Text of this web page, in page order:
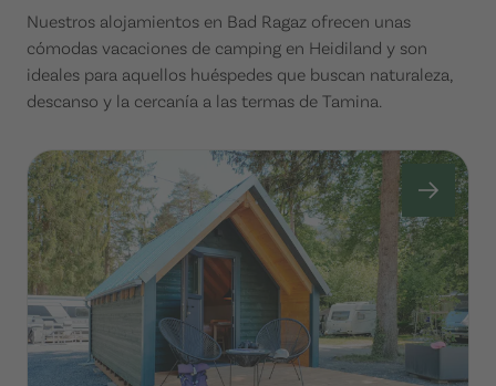
Nuestros alojamientos en Bad Ragaz ofrecen unas
cómodas vacaciones de camping en Heidiland y son
ideales para aquellos huéspedes que buscan naturaleza,
descanso y la cercanía a las termas de Tamina.